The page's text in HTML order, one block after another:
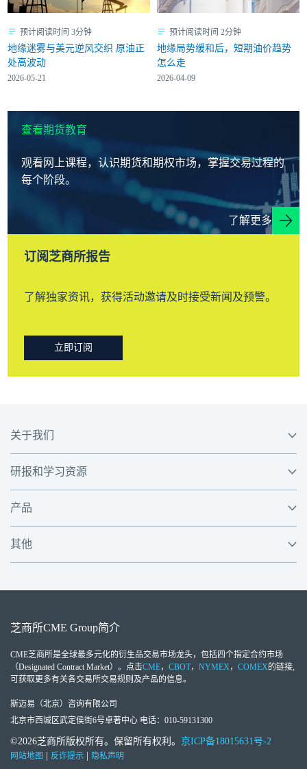
预计阅读时间 3分钟
地缘迷雾与美元逆风交织 原油正
处高波动
2026-05-21
预计阅读时间 2分钟
地缘局势缓和后，短期油价趋势
怎么走
2026-04-09
查看期货教育
观看网上课程，认识期货和期权市场，掌握交易过程的
每个阶段。
了解更多
订阅芝商所报告
了解独家资讯，获得活动邀请及时接受新闻及预警。
立即订阅
关于我们
研报和学习资源
产品
其他
芝商所CME Group简介
CME芝商所是全球最多元化的衍生品交易市场龙头，包括四个指定合约市场
（Designated Contract Market）。点击CME， CBOT， NYMEX， COMEX的链接,
可获取更多有关各交易所交易规则及产品的信息。
斯迈易（北京）咨询有限公司
北京市西城区武定侯街6号卓著中心 电话：010-59131300
©2026芝商所版权所有。保留所有权利。 京ICP备18015631号-2
网站地图 反诈提示 隐私声明